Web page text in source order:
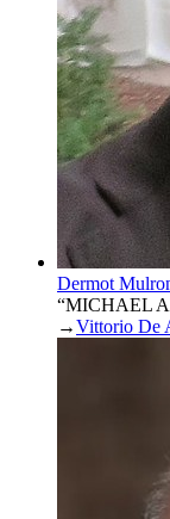
Dermot
“MICHAEL
→Vittorio De